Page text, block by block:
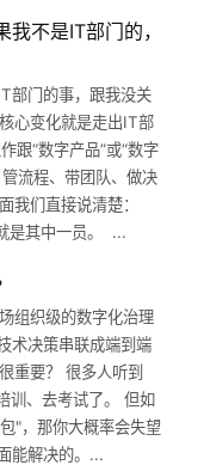
不是IT部门的，
部门的事，跟我没关
心变化就是走出IT部
跟“数字产品”或“数字
流程、带团队、做决
们直接说清楚：
是其中一员。 ...
组织级的数字化治理
术决策串联成端到端
重要？ 很多人听到
训、去考试了。 但如
"，那你大概率会失望
能解决的。...